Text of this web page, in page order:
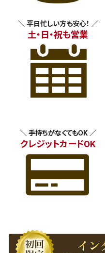
＼ 平日忙しい方も安心！ ／
土・日・祝も営業
＼ 手持ちがなくてもOK ／
クレジットカードOK